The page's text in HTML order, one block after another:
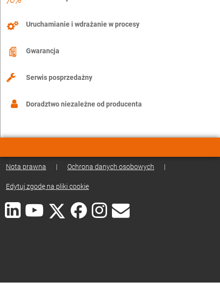
Uruchamianie i wdrażanie w procesy
Gwarancja
Serwis posprzedażny
Doradztwo niezależne od producenta
Nota prawna | Ochrona danych osobowych |
Edytuj zgodę na pliki cookie